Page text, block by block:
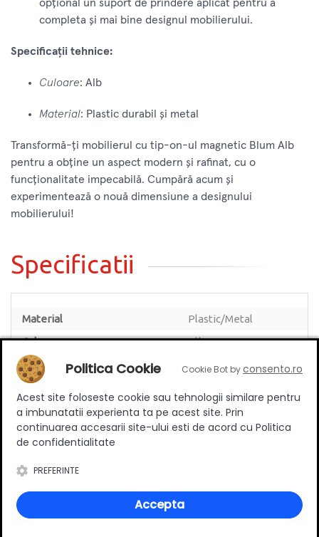
opțional un suport de prindere aplicat pentru a
completa și mai bine designul mobilierului.
Specificații tehnice:
Culoare: Alb
Material: Plastic durabil și metal
Transformă-ți mobilierul cu tip-on-ul magnetic Blum Alb
pentru a obține un aspect modern și rafinat, cu o
funcționalitate impecabilă. Cumpără acum și
experimentează o nouă dimensiune a designului
mobilierului!
Specificatii
Material
Plastic/Metal
Culoare
Alb
Review-uri
Deții sau ai utilizat produsul?
Spune-ți părerea acordând o nota produsului
Politica Cookie Cookie Bot byconsento.ro
Acest site foloseste cookie sau tehnologii similare pentru
a imbunatatii experienta ta pe acest site. Prin
continuarea accesarii site-ului esti de acord cu Politica
de confidentialitate
PREFERINTE
Accepta